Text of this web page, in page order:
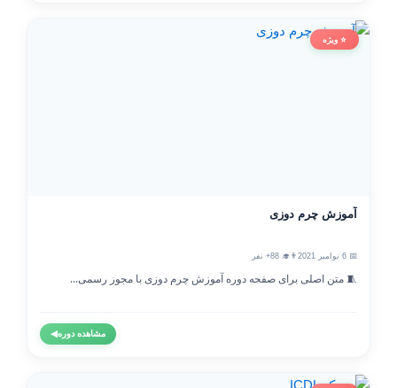
⭐ ویژه
آموزش چرم دوزی
📅 6 نوامبر 2021 👨‍🎓 88+ نفر
🧵 متن اصلی برای صفحه دوره آموزش چرم دوزی با مجوز رسمی...
مشاهده دوره◀